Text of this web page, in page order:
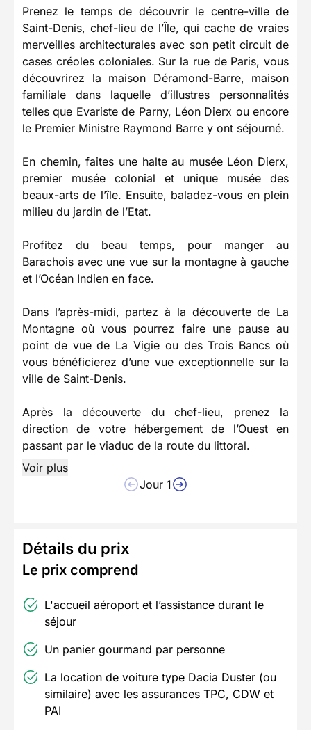
Prenez le temps de découvrir le centre-ville de
Saint-Denis, chef-lieu de l’Île, qui cache de vraies
merveilles architecturales avec son petit circuit de
cases créoles coloniales. Sur la rue de Paris, vous
découvrirez la maison Déramond-Barre, maison
familiale dans laquelle d’illustres personnalités
telles que Evariste de Parny, Léon Dierx ou encore
le Premier Ministre Raymond Barre y ont séjourné.
En chemin, faites une halte au musée Léon Dierx,
premier musée colonial et unique musée des
beaux-arts de l’île. Ensuite, baladez-vous en plein
milieu du jardin de l’Etat.
Profitez du beau temps, pour manger au
Barachois avec une vue sur la montagne à gauche
et l’Océan Indien en face.
Dans l’après-midi, partez à la découverte de La
Montagne où vous pourrez faire une pause au
point de vue de La Vigie ou des Trois Bancs où
vous bénéficierez d’une vue exceptionnelle sur la
ville de Saint-Denis.
Après la découverte du chef-lieu, prenez la
direction de votre hébergement de l’Ouest en
passant par le viaduc de la route du littoral.
Voir plus
Jour 1
Détails du prix
Le prix comprend
L'accueil aéroport et l’assistance durant le
séjour
Un panier gourmand par personne
La location de voiture type Dacia Duster (ou
similaire) avec les assurances TPC, CDW et
PAI